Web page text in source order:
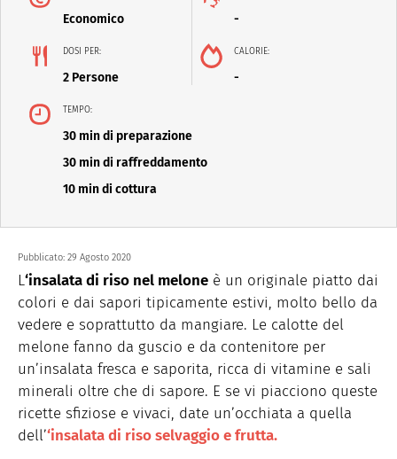
Economico -
DOSI PER:
2 Persone
CALORIE:
-
TEMPO:
30 min di preparazione
30 min di raffreddamento
10 min di cottura
Pubblicato: 29 Agosto 2020
L‘insalata di riso nel melone è un originale piatto dai
colori e dai sapori tipicamente estivi, molto bello da
vedere e soprattutto da mangiare. Le calotte del
melone fanno da guscio e da contenitore per
un’insalata fresca e saporita, ricca di vitamine e sali
minerali oltre che di sapore. E se vi piacciono queste
ricette sfiziose e vivaci, date un’occhiata a quella
dell’‘insalata di riso selvaggio e frutta.